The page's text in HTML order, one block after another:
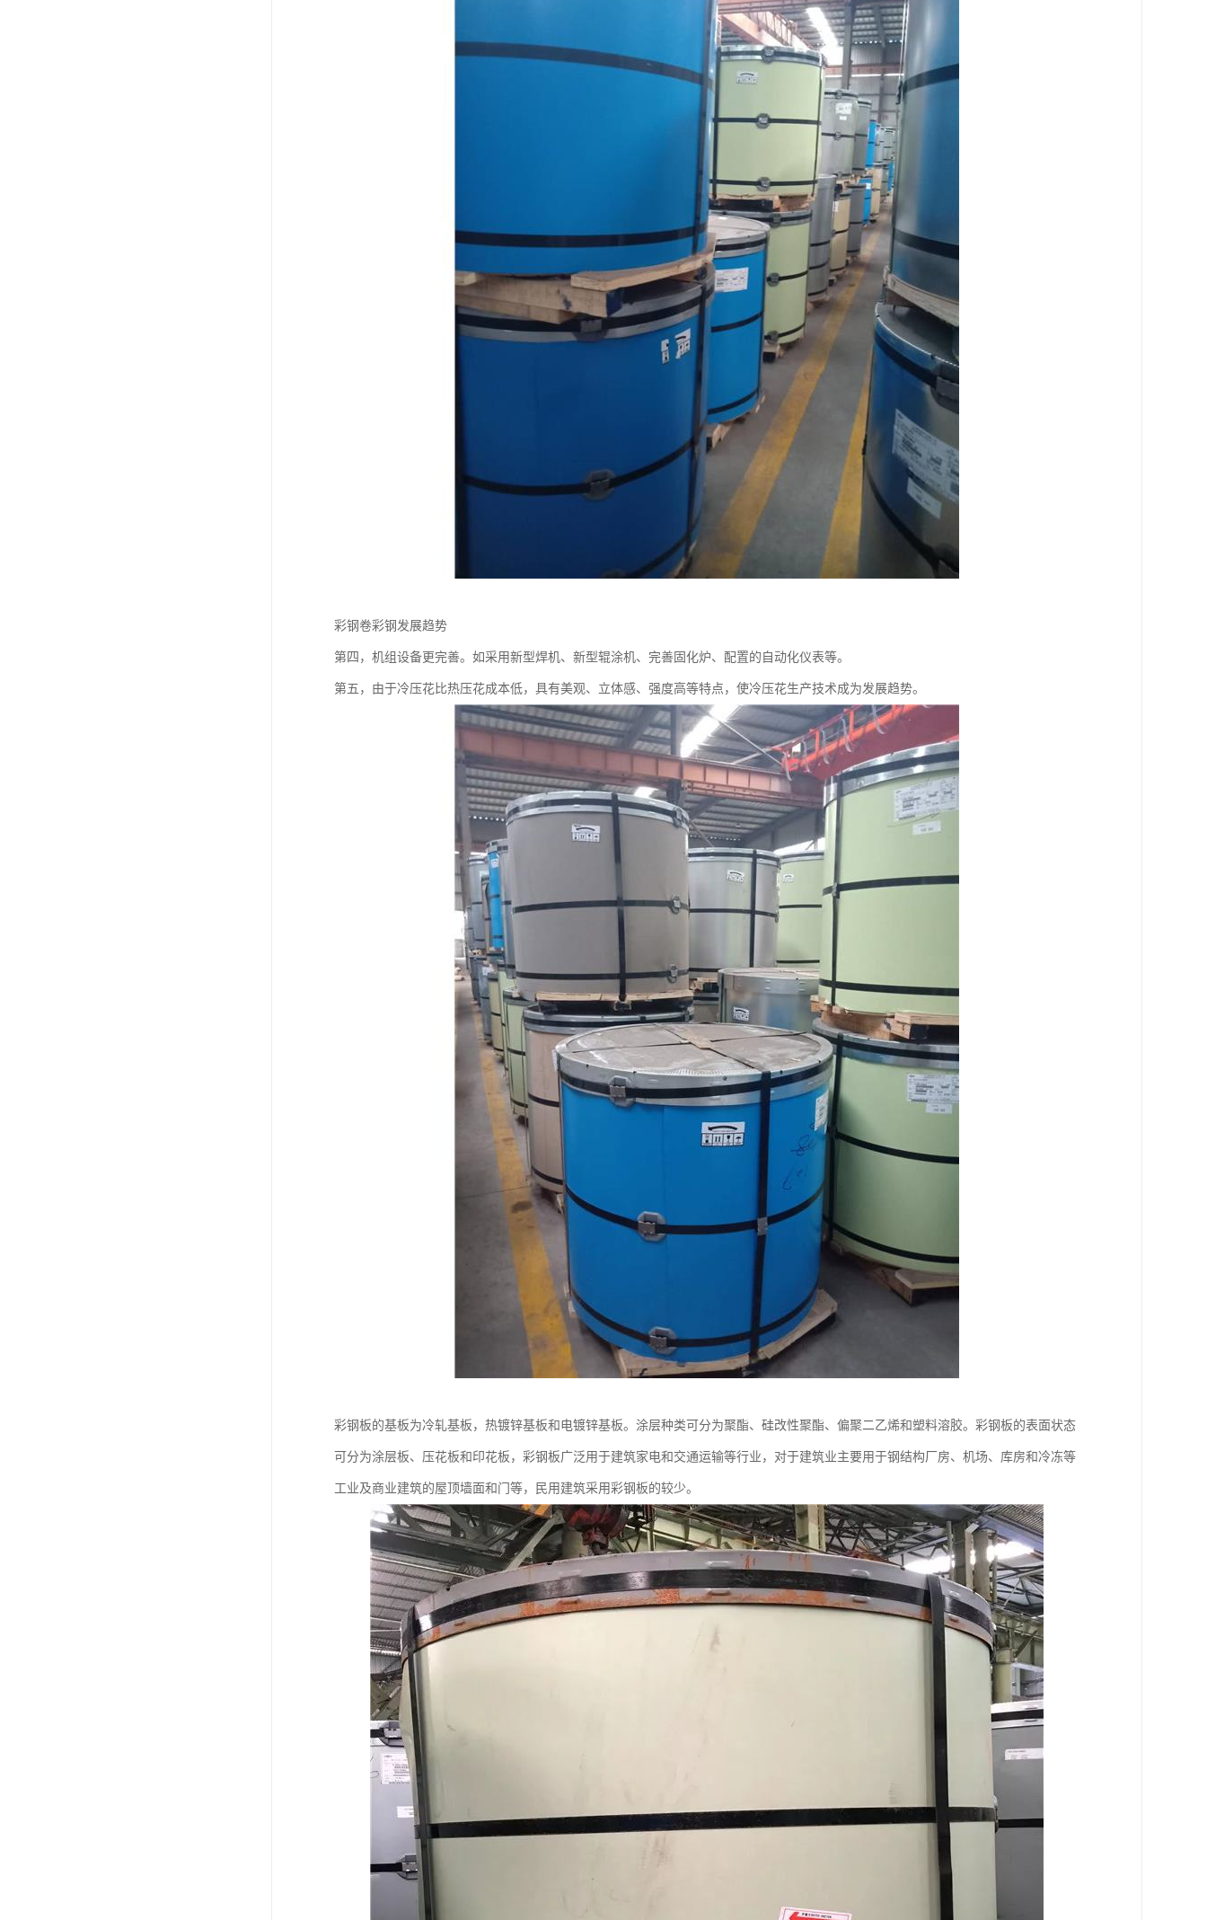
彩钢卷彩钢发展趋势
第四，机组设备更完善。如采用新型焊机、新型辊涂机、完善固化炉、配置的自动化仪表等。
第五，由于冷压花比热压花成本低，具有美观、立体感、强度高等特点，使冷压花生产技术成为发展趋势。
彩钢板的基板为冷轧基板，热镀锌基板和电镀锌基板。涂层种类可分为聚酯、硅改性聚酯、偏聚二乙烯和塑料溶胶。彩钢板的表面状态
可分为涂层板、压花板和印花板，彩钢板广泛用于建筑家电和交通运输等行业，对于建筑业主要用于钢结构厂房、机场、库房和冷冻等
工业及商业建筑的屋顶墙面和门等，民用建筑采用彩钢板的较少。